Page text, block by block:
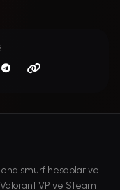
smurf hesaplar ve
VP ve Steam